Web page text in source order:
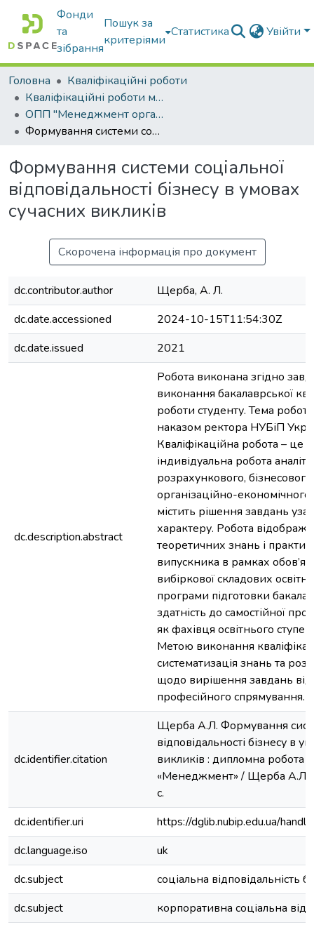
Фонди
та
зібрання
Пошук за
критеріями
Статистика Увійти
Головна
Кваліфікаційні роботи
Кваліфікаційні роботи магістрів
ОПП "Менеджмент організацій і адміністрування"
Формування системи соціальної відповідальності бізнесу в умовах сучасних викликів
Формування системи соціальної
відповідальності бізнесу в умовах
сучасних викликів
Скорочена інформація про документ
dc.contributor.author
Щерба, А. Л.
dc.date.accessioned
2024-10-15T11:54:30Z
dc.date.issued
2021
dc.description.abstract
Робота виконана згідно
виконання бакалаврської
роботи студенту. Тема
наказом ректора НУБіП
Кваліфікаційна робота – це
індивідуальна робота
розрахункового,
організаційно-
містить рішення завдань
характеру. Робота
теоретичних знань і
випускника в рамках
вибіркової складових
програми підготовки
здатність до самостійної
як фахівця освітнього
Метою виконання
систематизація знань та
щодо вирішення завдань
професійного спрямування.
dc.identifier.citation
Щерба А.Л. Формування
відповідальності бізнесу в
викликів : дипломна робота
«Менеджмент» / Щерба А.Л.
с.
dc.identifier.uri
https://dglib.nubip.edu.ua/
dc.language.iso
uk
dc.subject
соціальна відповідальність
dc.subject
корпоративна соціальна